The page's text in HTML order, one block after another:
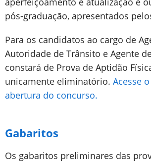
pós-graduação, apresentados
Para os candidatos ao cargo de
Autoridade de Trânsito e Agente
constará de Prova de Aptidão
unicamente eliminatório. Acesse
abertura do concurso.
Gabaritos
Os gabaritos preliminares das